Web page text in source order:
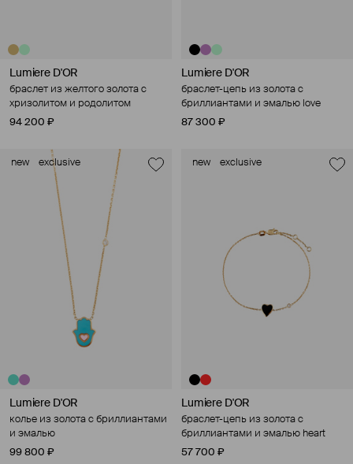
Lumiere D'OR
браслет из желтого золота с
хризолитом и родолитом
94 200 ₽
Lumiere D'OR
браслет-цепь из золота с
бриллиантами и эмалью love
87 300 ₽
new exclusive
Lumiere D'OR
колье из золота с бриллиантами
и эмалью
99 800 ₽
new exclusive
Lumiere D'OR
браслет-цепь из золота с
бриллиантами и эмалью heart
57 700 ₽